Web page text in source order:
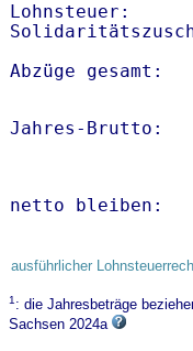
Lohnsteuer:
Abzüge
Jahres-
netto
ausführlicher
1: die Jahresbeträge
Sachsen 2024a